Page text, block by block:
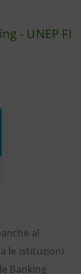
- UNEP FI
al
le istituzioni
Banking